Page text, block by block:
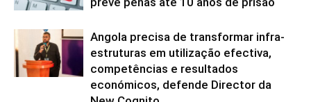
Angola precisa de transformar infra-
estruturas em utilização efectiva,
competências e resultados
económicos, defende Director da